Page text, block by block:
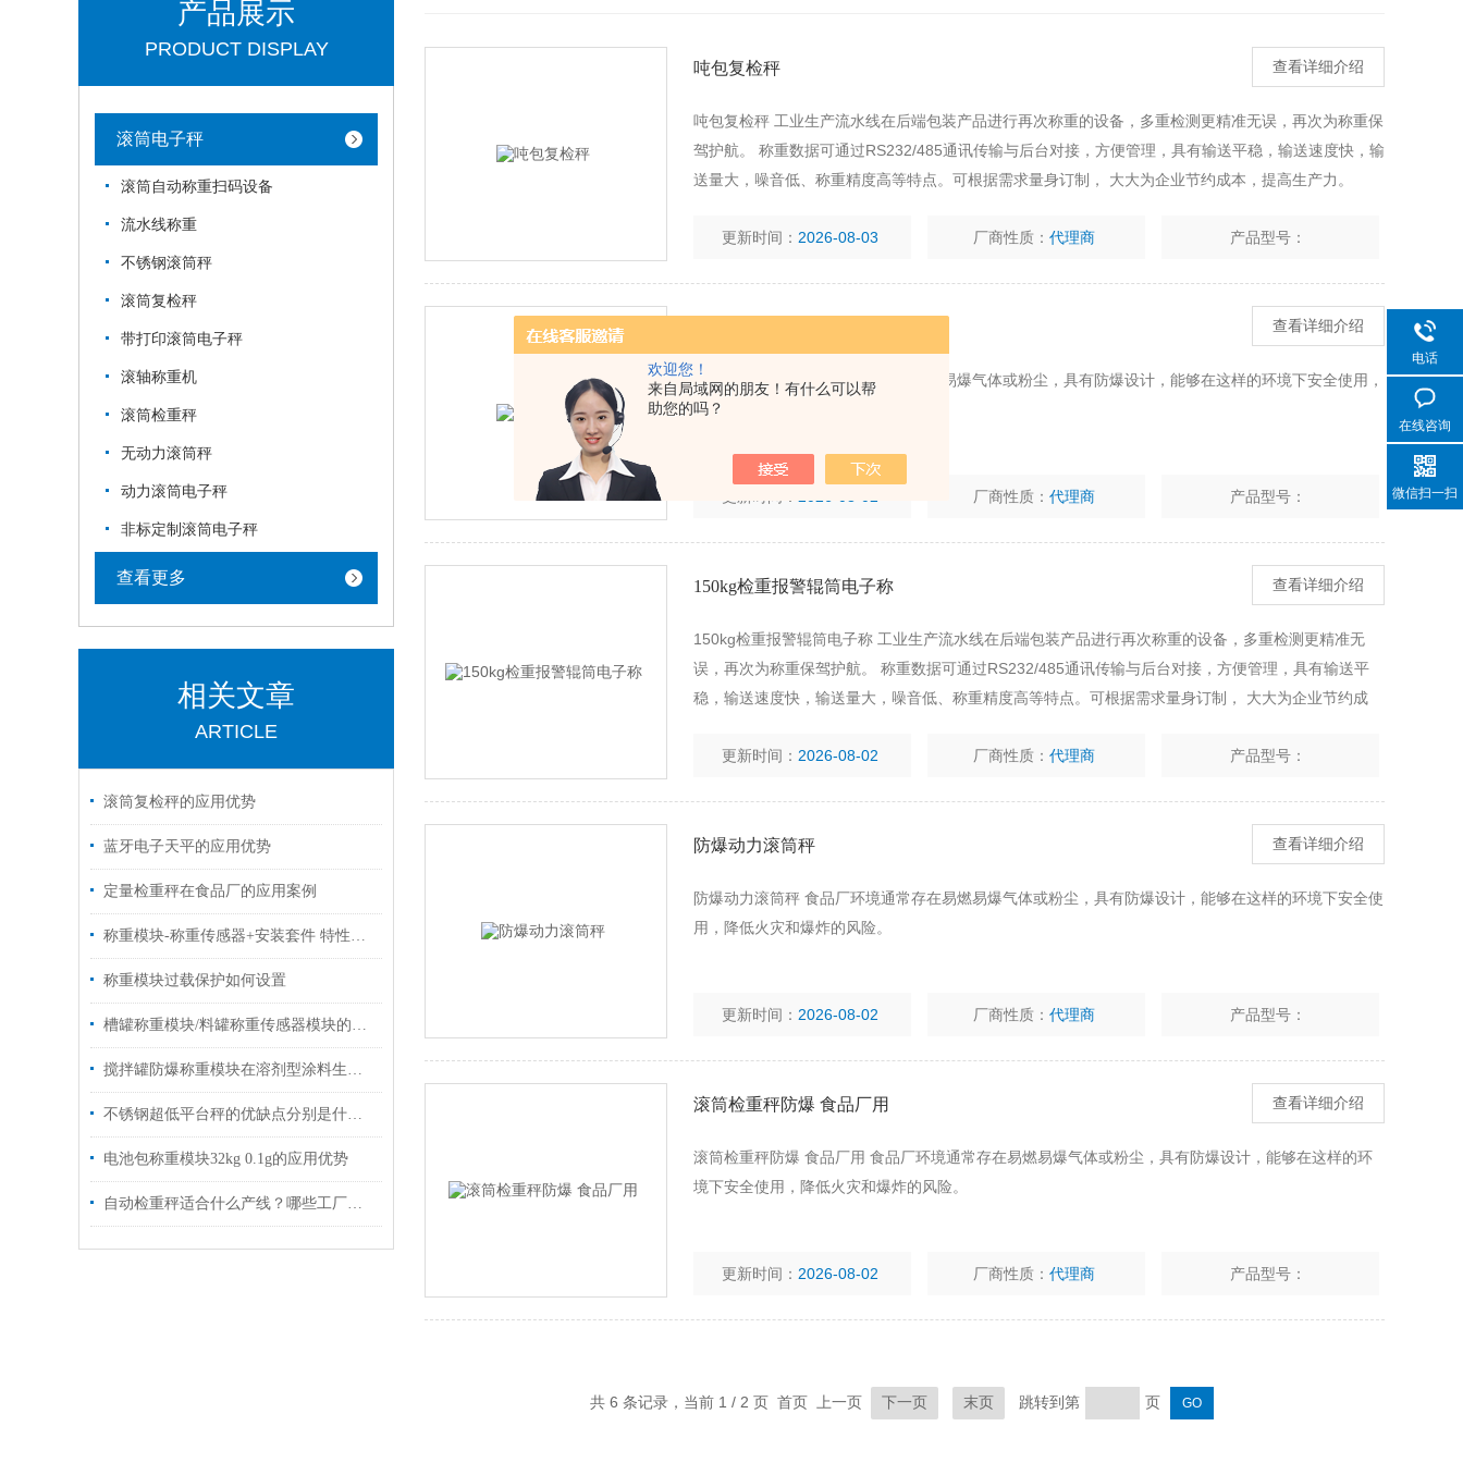
欢迎您！
来自局域网的朋友！有什么可以帮
助您的吗？
产品展示
PRODUCT DISPLAY
滚筒电子秤
滚筒自动称重扫码设备
流水线称重
不锈钢滚筒秤
滚筒复检秤
带打印滚筒电子秤
滚轴称重机
滚筒检重秤
无动力滚筒秤
动力滚筒电子秤
非标定制滚筒电子秤
查看更多
相关文章
ARTICLE
滚筒复检秤的应用优势
蓝牙电子天平的应用优势
定量检重秤在食品厂的应用案例
称重模块-称重传感器+安装套件 特性参数
称重模块过载保护如何设置
槽罐称重模块/料罐称重传感器模块的应用
搅拌罐防爆称重模块在溶剂型涂料生产车间中的应用案例分享
不锈钢超低平台秤的优缺点分别是什么？
电池包称重模块32kg 0.1g的应用优势
自动检重秤适合什么产线？哪些工厂更适合先上
吨包复检秤 查看详细介绍
吨包复检秤 工业生产流水线在后端包装产品进行再次称重的设备，多重检测更精准无误，再次为称重保
驾护航。 称重数据可通过RS232/485通讯传输与后台对接，方便管理，具有输送平稳，输送速度快，输
送量大，噪音低、称重精度高等特点。可根据需求量身订制， 大大为企业节约成本，提高生产力。
更新时间： 2026-08-03 厂商性质：代理商 产品型号：
查看详细介绍
防爆滚筒秤 食品厂环境通常存在易燃易爆气体或粉尘，具有防爆设计，能够在这样的环境下安全使用，
降低火灾和爆炸的风险。
厂商性质：代理商 产品型号：
150kg检重报警辊筒电子称 查看详细介绍
150kg检重报警辊筒电子称 工业生产流水线在后端包装产品进行再次称重的设备，多重检测更精准无
误，再次为称重保驾护航。 称重数据可通过RS232/485通讯传输与后台对接，方便管理，具有输送平
稳，输送速度快，输送量大，噪音低、称重精度高等特点。可根据需求量身订制， 大大为企业节约成
更新时间： 2026-08-02 厂商性质：代理商 产品型号：
防爆动力滚筒秤 查看详细介绍
防爆动力滚筒秤 食品厂环境通常存在易燃易爆气体或粉尘，具有防爆设计，能够在这样的环境下安全使
用，降低火灾和爆炸的风险。
更新时间： 2026-08-02 厂商性质：代理商 产品型号：
滚筒检重秤防爆 食品厂用 查看详细介绍
滚筒检重秤防爆 食品厂用 食品厂环境通常存在易燃易爆气体或粉尘，具有防爆设计，能够在这样的环
境下安全使用，降低火灾和爆炸的风险。
更新时间： 2026-08-02 厂商性质：代理商 产品型号：
共 6 条记录，当前 1 / 2 页 首页 上一页 下一页 末页 跳转到第 页
电话
在线咨询
微信扫一扫